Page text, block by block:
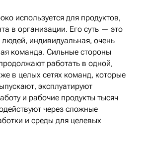
используется для продуктов,
в организации. Его суть — это
индивидуальная, очень
команда. Сильные стороны
работать в одной,
в целых сетях команд, которые
эксплуатируют
и рабочие продукты тысяч
через сложные
и среды для целевых